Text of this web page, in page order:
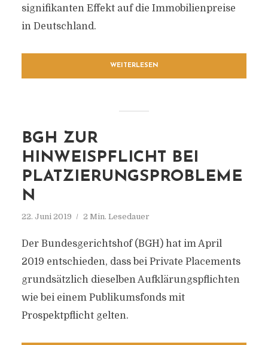
signifikanten Effekt auf die Immobilienpreise
in Deutschland.
WEITERLESEN
BGH ZUR
HINWEISPFLICHT BEI
PLATZIERUNGSPROBLEME
N
22. Juni 2019 2 Min. Lesedauer
Der Bundesgerichtshof (BGH) hat im April
2019 entschieden, dass bei Private Placements
grundsätzlich dieselben Aufklärungspflichten
wie bei einem Publikumsfonds mit
Prospektpflicht gelten.